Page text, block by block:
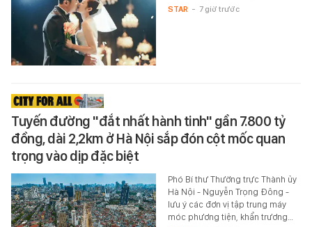
STAR - 7 giờ trước
Tuyến đường "đắt nhất hành tinh" gần 7.800 tỷ
đồng, dài 2,2km ở Hà Nội sắp đón cột mốc quan
trọng vào dịp đặc biệt
Phó Bí thư Thường trực Thành ủy
Hà Nội - Nguyễn Trọng Đông -
lưu ý các đơn vị tập trung máy
móc phương tiện, khẩn trương…